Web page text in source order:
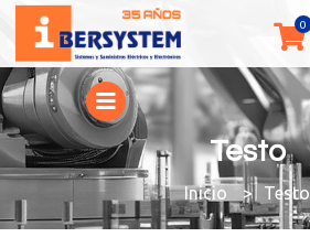
Testo
You are here: Testo